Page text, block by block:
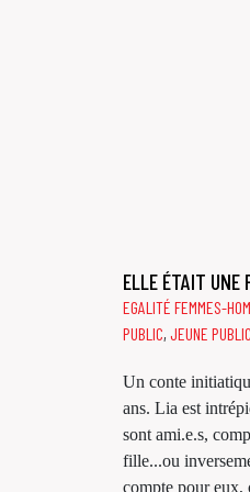
ELLE ÉTAIT
EGALITÉ FEMMES-
PUBLIC, JEUNE PUBLIC
Un conte
ans. Lia est
sont ami.e.s,
fille...ou
compte pour eux,